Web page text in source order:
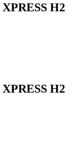
H2
H2